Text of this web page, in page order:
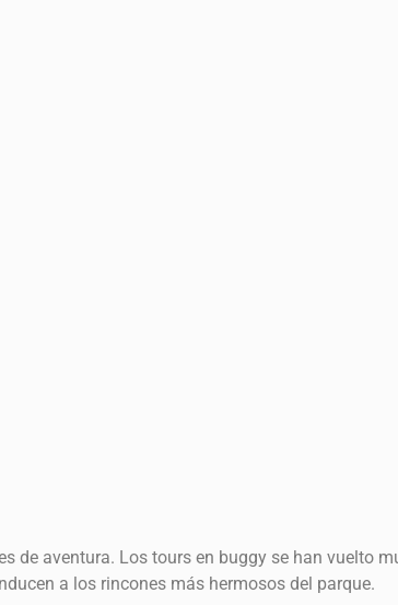
aventura. Los tours en buggy se han vuelto
a los rincones más hermosos del parque.